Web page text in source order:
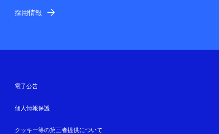
採用情報
電子公告
個人情報保護
クッキー等の第三者提供について